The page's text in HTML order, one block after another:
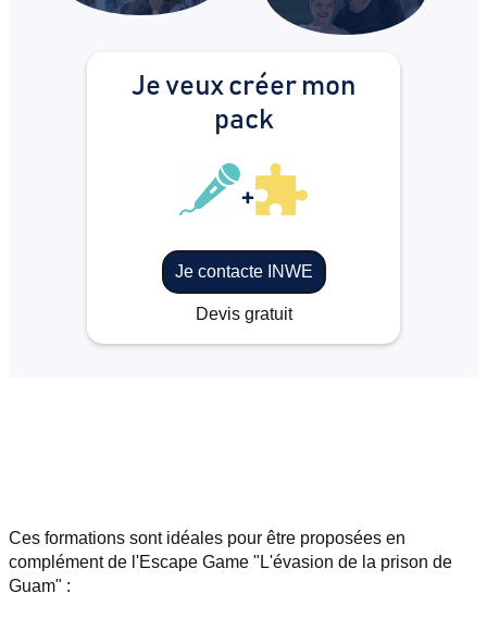
Je veux créer mon
pack
+
Je contacte INWE
Devis gratuit
Ces formations sont idéales pour être proposées en
complément de l'Escape Game "L'évasion de la prison de
Guam" :